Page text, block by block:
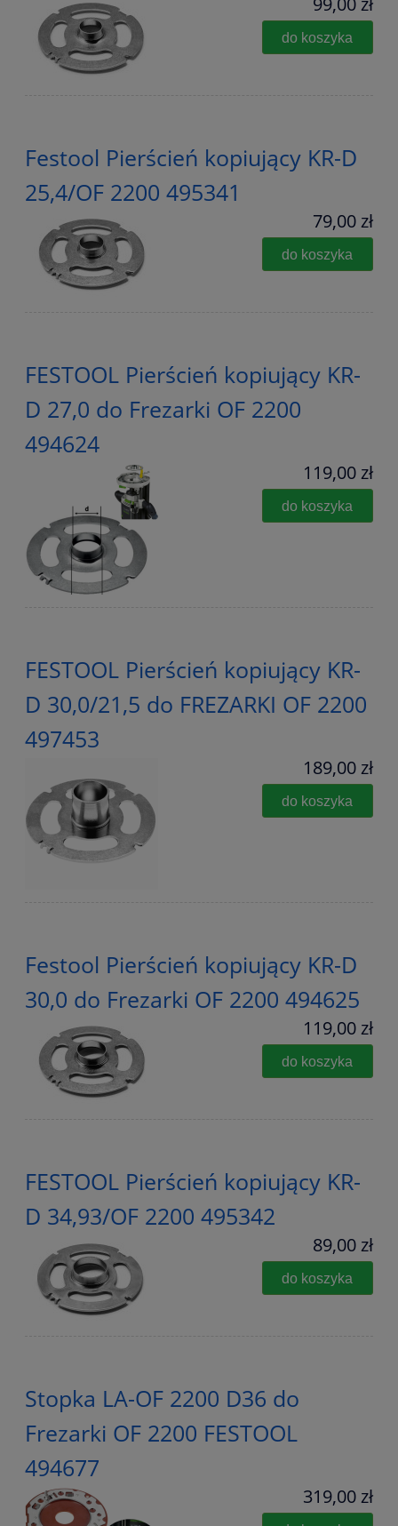
do koszyka
Festool Pierścień kopiujący KR-D
25,4/OF 2200 495341
79,00 zł
do koszyka
FESTOOL Pierścień kopiujący KR-
D 27,0 do Frezarki OF 2200
494624
119,00 zł
do koszyka
FESTOOL Pierścień kopiujący KR-
D 30,0/21,5 do FREZARKI OF 2200
497453
189,00 zł
do koszyka
Festool Pierścień kopiujący KR-D
30,0 do Frezarki OF 2200 494625
119,00 zł
do koszyka
FESTOOL Pierścień kopiujący KR-
D 34,93/OF 2200 495342
89,00 zł
do koszyka
Stopka LA-OF 2200 D36 do
Frezarki OF 2200 FESTOOL
494677
319,00 zł